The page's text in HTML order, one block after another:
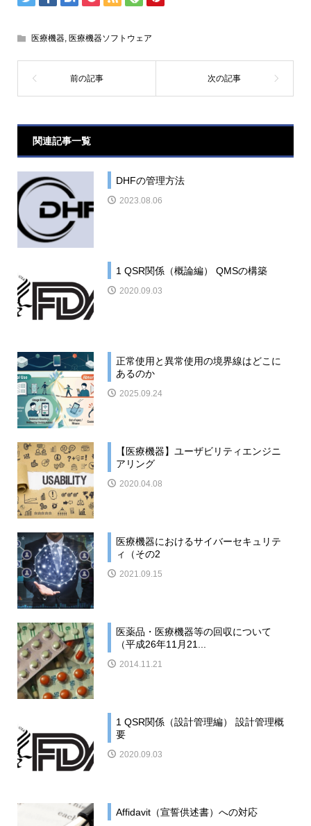
医療機器, 医療機器ソフトウェア
関連記事一覧
DHFの管理方法
2023.08.06
1 QSR関係（概論編） QMSの構築
2020.09.03
正常使用と異常使用の境界線はどこに
あるのか
2025.09.24
【医療機器】ユーザビリティエンジニ
アリング
2020.04.08
医療機器におけるサイバーセキュリテ
ィ（その2
2021.09.15
医薬品・医療機器等の回収について
（平成26年11月21...
2014.11.21
1 QSR関係（設計管理編） 設計管理概
要
2020.09.03
Affidavit（宣誓供述書）への対応